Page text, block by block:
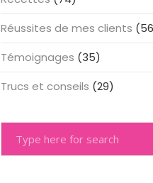
Réussites de mes clients
Témoignages (35)
Trucs et conseils (29)